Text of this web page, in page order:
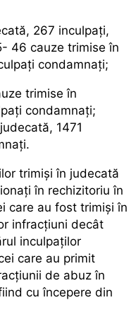
267 inculpaţi,
46 cauze trimise în
condamnaţi;
trimise în
condamnaţi;
1471
trimiși în judecată
în rechizitoriu în
care au fost trimiși în
infracțiuni decât
inculpaților
care au primit
de abuz în
cu începere din